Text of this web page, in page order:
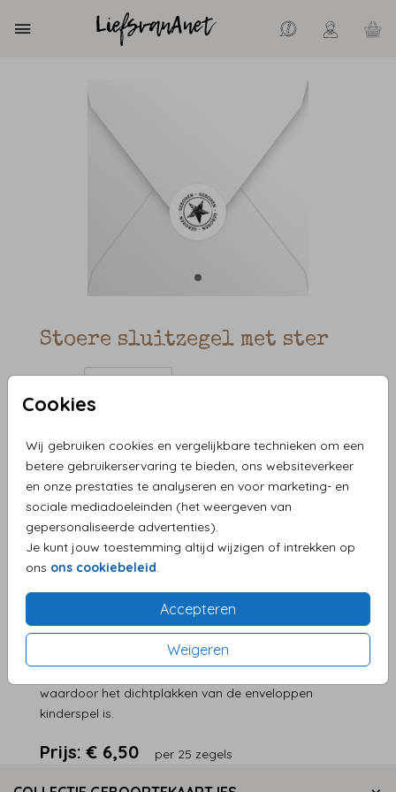
Cookies
Wij gebruiken cookies en vergelijkbare technieken om een
betere gebruikerservaring te bieden, ons websiteverkeer
en onze prestaties te analyseren en voor marketing- en
sociale mediadoeleinden (het weergeven van
gepersonaliseerde advertenties).
Je kunt jouw toestemming altijd wijzigen of intrekken op
ons ons cookiebeleid.
Accepteren
Weigeren
Stoere sluitzegel met ster
Persoonlijke service en supersnelle levering
Eenvoudig zelf je product maken
Levering aan huis
Hoe stoer is deze sluitzegel met zwart & wit stempel
en ster? De sluitzegels hebben een doorsnede van
waardoor het dichtplakken van de enveloppen
kinderspel is.
Prijs:€ 6,50 per 25 zegels